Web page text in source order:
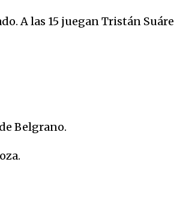
A las 15 juegan Tristán
Belgrano.